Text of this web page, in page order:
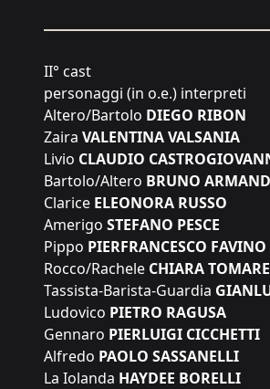
II° cast
personaggi (in o.e.) interpreti
Altero/Bartolo DIEGO RIBON
Zaira VALENTINA VALSANIA
Livio CLAUDIO
Bartolo/Altero BRUNO
Clarice ELEONORA RUSSO
Amerigo STEFANO PESCE
Pippo PIERFRANCESCO FAVINO
Rocco/Rachele CHIARA
Tassista-Barista-Guardia
Ludovico PIETRO RAGUSA
Gennaro PIERLUIGI CICCHETTI
Alfredo PAOLO SASSANELLI
La Iolanda HAYDEE BORELLI